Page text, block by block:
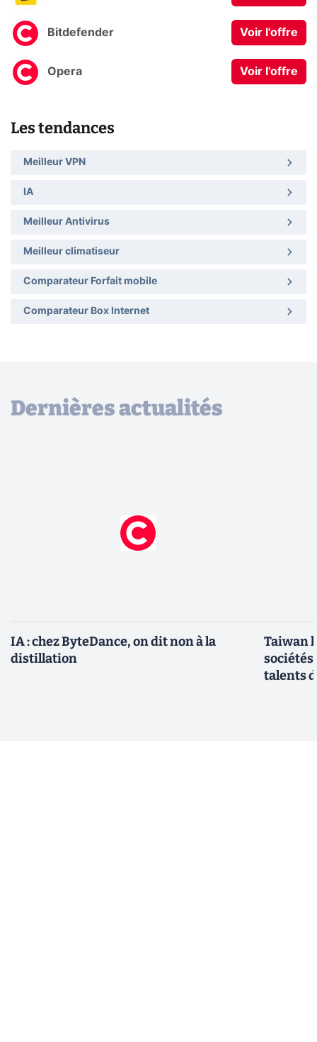
Bitdefender Voir l'offre
Opera Voir l'offre
Les tendances
Meilleur VPN
IA
Meilleur Antivirus
Meilleur climatiseur
Comparateur Forfait mobile
Comparateur Box Internet
Dernières actualités
IA : chez ByteDance, on dit non à la
distillation
Taiwan
sociétés
talents